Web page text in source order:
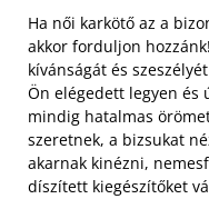
Ha női karkötő az a
akkor forduljon
kívánságát és
Ön elégedett legyen és
mindig hatalmas
szeretnek, a bizsukat
akarnak kinézni,
díszített kiegészítőket